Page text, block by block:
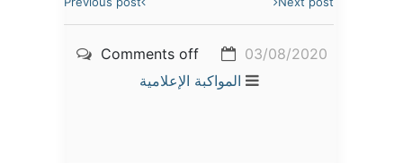
03/08/2020
Comments off
المواكبة الإعلامية